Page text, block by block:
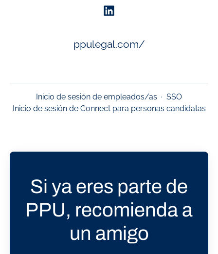
ppulegal.com/
Inicio de sesión de empleados/as · SSO
Inicio de sesión de Connect para personas candidatas
Si ya eres parte de
PPU, recomienda a
un amigo